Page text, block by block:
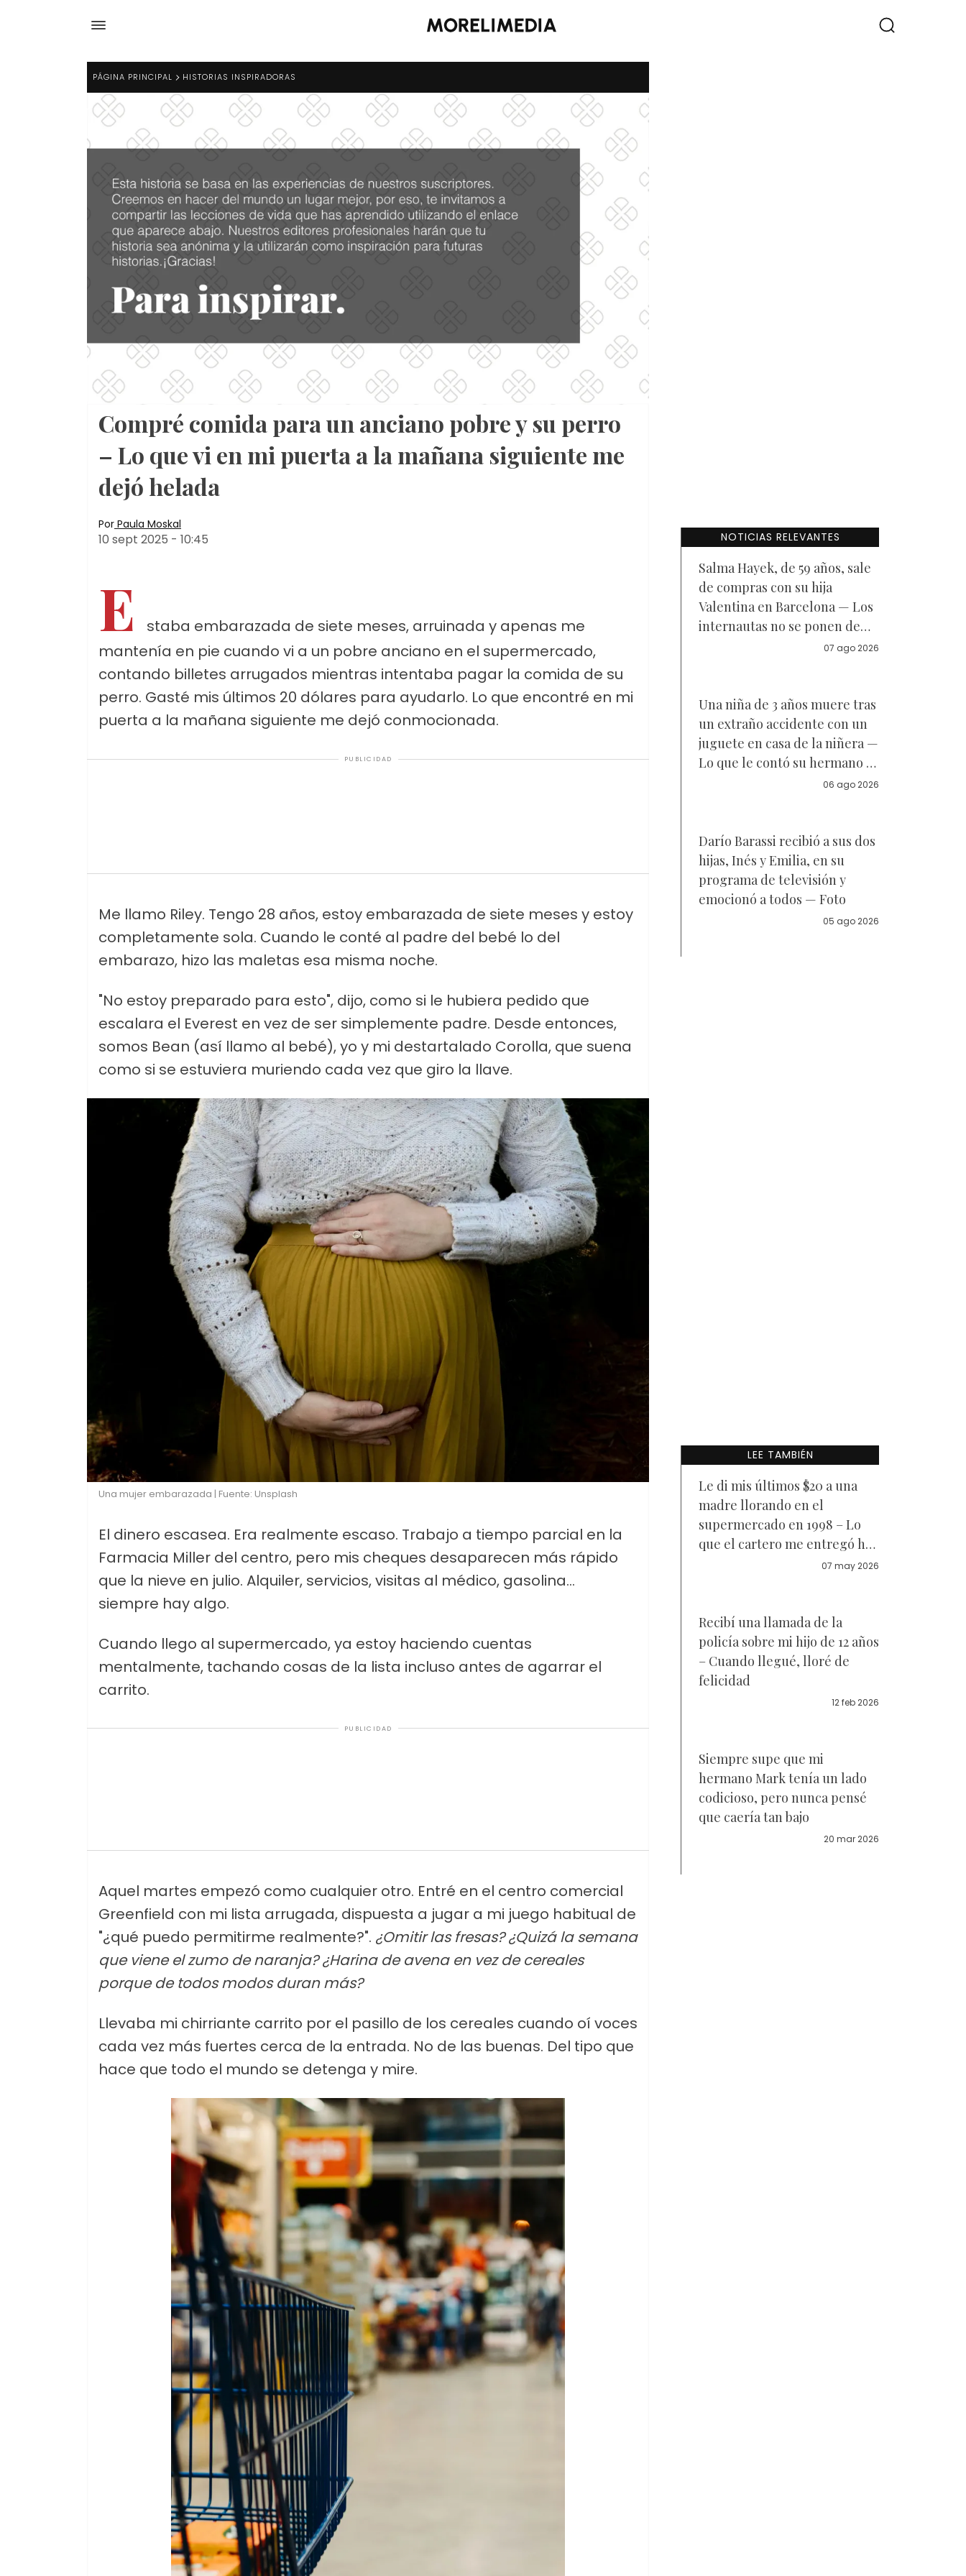
PÁGINA PRINCIPAL HISTORIAS INSPIRADORAS
Compré comida para un anciano pobre y su perro
– Lo que vi en mi puerta a la mañana siguiente me
dejó helada
Por Paula Moskal
10 sept 2025 - 10:45
E
staba embarazada de siete meses, arruinada y apenas me
mantenía en pie cuando vi a un pobre anciano en el supermercado,
contando billetes arrugados mientras intentaba pagar la comida de su
perro. Gasté mis últimos 20 dólares para ayudarlo. Lo que encontré en mi
puerta a la mañana siguiente me dejó conmocionada.
PUBLICIDAD
Me llamo Riley. Tengo 28 años, estoy embarazada de siete meses y estoy
completamente sola. Cuando le conté al padre del bebé lo del
embarazo, hizo las maletas esa misma noche.
"No estoy preparado para esto", dijo, como si le hubiera pedido que
escalara el Everest en vez de ser simplemente padre. Desde entonces,
somos Bean (así llamo al bebé), yo y mi destartalado Corolla, que suena
como si se estuviera muriendo cada vez que giro la llave.
Una mujer embarazada | Fuente: Unsplash
El dinero escasea. Era realmente escaso. Trabajo a tiempo parcial en la
Farmacia Miller del centro, pero mis cheques desaparecen más rápido
que la nieve en julio. Alquiler, servicios, visitas al médico, gasolina...
siempre hay algo.
Cuando llego al supermercado, ya estoy haciendo cuentas
mentalmente, tachando cosas de la lista incluso antes de agarrar el
carrito.
PUBLICIDAD
Aquel martes empezó como cualquier otro. Entré en el centro comercial
Greenfield con mi lista arrugada, dispuesta a jugar a mi juego habitual de
"¿qué puedo permitirme realmente?". ¿Omitir las fresas? ¿Quizá la semana
que viene el zumo de naranja? ¿Harina de avena en vez de cereales
porque de todos modos duran más?
Llevaba mi chirriante carrito por el pasillo de los cereales cuando oí voces
cada vez más fuertes cerca de la entrada. No de las buenas. Del tipo que
hace que todo el mundo se detenga y mire.
NOTICIAS RELEVANTES
Salma Hayek, de 59 años, sale
de compras con su hija
Valentina en Barcelona — Los
internautas no se ponen de
acuerdo sobre a quién se07 ago 2026
Una niña de 3 años muere tras
un extraño accidente con un
juguete en casa de la niñera —
Lo que le contó su hermano a
06 ago 2026
Darío Barassi recibió a sus dos
hijas, Inés y Emilia, en su
programa de televisión y
emocionó a todos — Foto
05 ago 2026
LEE TAMBIÉN
Le di mis últimos $20 a una
madre llorando en el
supermercado en 1998 – Lo
que el cartero me entregó hoy
me dejó llorando en el suelo
07 may 2026
Recibí una llamada de la
policía sobre mi hijo de 12 años
– Cuando llegué, lloré de
felicidad
12 feb 2026
Siempre supe que mi
hermano Mark tenía un lado
codicioso, pero nunca pensé
que caería tan bajo
20 mar 2026